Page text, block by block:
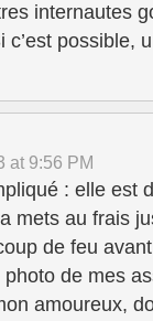
internautes
possible,
at 9:56 PM
: elle est
mets au frais
de feu
de mes
amoureux,